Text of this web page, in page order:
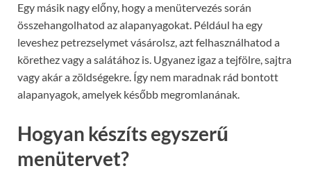
Egy másik nagy előny, hogy a menütervezés során
összehangolhatod az alapanyagokat. Például ha egy
leveshez petrezselymet vásárolsz, azt felhasználhatod a
körethez vagy a salátához is. Ugyanez igaz a tejfölre, sajtra
vagy akár a zöldségekre. Így nem maradnak rád bontott
alapanyagok, amelyek később megromlanának.
Hogyan készíts egyszerű
menütervet?